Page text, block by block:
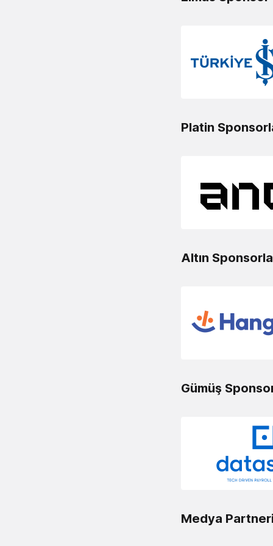
Platin
Altın
Gümüş
Medya